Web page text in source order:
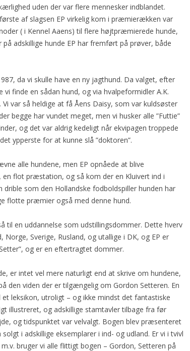
KONTOINFORMATIONER OG
MOBILEPAY
REFERATER FRA
REFERATER FRA
BESTYRELSESMØDER
uden der var flere mennesker indblandet.
af slagsen EP virkelig kom i præmierækken var
( i Kennel Aaens) til flere højtpræmierede hunde,
adskillige hunde EP har fremført på prøver, både
da vi skulle have en ny jagthund. Da valget, efter
vi finde en sådan hund, og via hvalpeformidler A.K.
var så heldige at få Åens Daisy, som var kuldsøster
begge har vundet meget, men vi husker alle ”Futtie”
og det var aldrig kedeligt når ekvipagen troppede
ypperste for at kunne slå ”doktoren”.
alle hundene, men EP opnåede at blive
en flot præstation, og så kom der en Kluivert ind i
drible som den Hollandske fodboldspiller hunden har
flotte præmier også med denne hund.
til en uddannelse som udstillingsdommer. Dette hverv
Sverige, Rusland, og utallige i DK, og EP er
og er en eftertragtet dommer.
er intet vel mere naturligt end at skrive om hundene,
den viden der er tilgængelig om Gordon Setteren. En
leksikon, utroligt – og ikke mindst det fantastiske
illustreret, og adskillige stamtavler tilbage fra før
og tidspunktet var velvalgt. Bogen blev præsenteret
i adskillige eksemplarer i ind- og udland. Er vi i tvivl
bruger vi alle flittigt bogen – Gordon, Setteren på